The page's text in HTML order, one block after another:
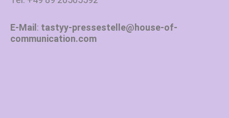
E-Mail: tastyy-pressestelle@house-of-
communication.com